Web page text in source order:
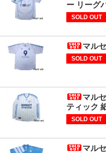
ー リーグ
SOLD OUT
マル
SOLD OUT
マル
ティック
SOLD OUT
マル